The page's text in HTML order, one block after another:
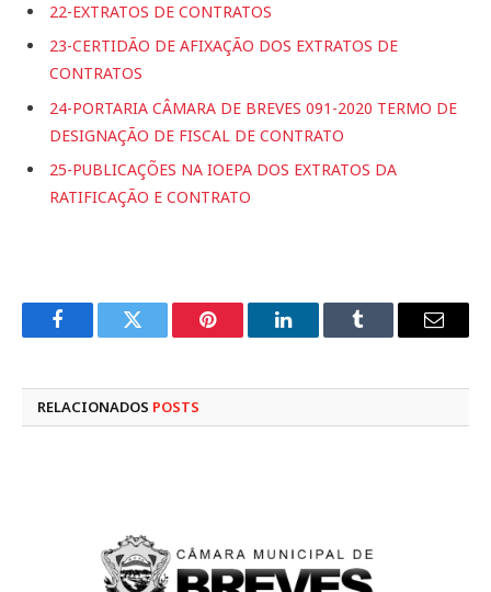
22-EXTRATOS DE CONTRATOS
23-CERTIDÃO DE AFIXAÇÃO DOS EXTRATOS DE
CONTRATOS
24-PORTARIA CÂMARA DE BREVES 091-2020 TERMO DE
DESIGNAÇÃO DE FISCAL DE CONTRATO
25-PUBLICAÇÕES NA IOEPA DOS EXTRATOS DA
RATIFICAÇÃO E CONTRATO
FacebookTwitter Pinterest LinkedInTumblr
E-
RELACIONADOS POSTS